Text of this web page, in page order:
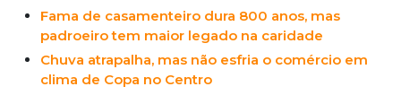
Fama de casamenteiro dura 800 anos, mas
padroeiro tem maior legado na caridade
Chuva atrapalha, mas não esfria o comércio em
clima de Copa no Centro